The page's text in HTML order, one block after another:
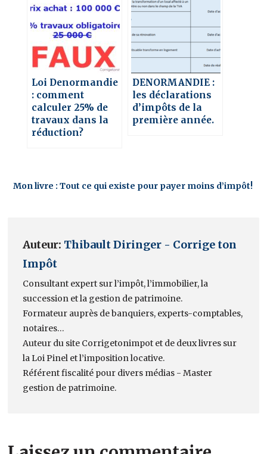
Loi Denormandie
: comment
calculer 25% de
travaux dans la
réduction?
DENORMANDIE :
les déclarations
d’impôts de la
première année.
Mon livre : Tout ce qui existe pour payer moins d’impôt!
Auteur: Thibault Diringer - Corrige ton
Impôt
Consultant expert sur l’impôt, l’immobilier, la
succession et la gestion de patrimoine.
Formateur auprès de banquiers, experts-comptables,
notaires…
Auteur du site Corrigetonimpot et de deux livres sur
la Loi Pinel et l’imposition locative.
Référent fiscalité pour divers médias - Master
gestion de patrimoine.